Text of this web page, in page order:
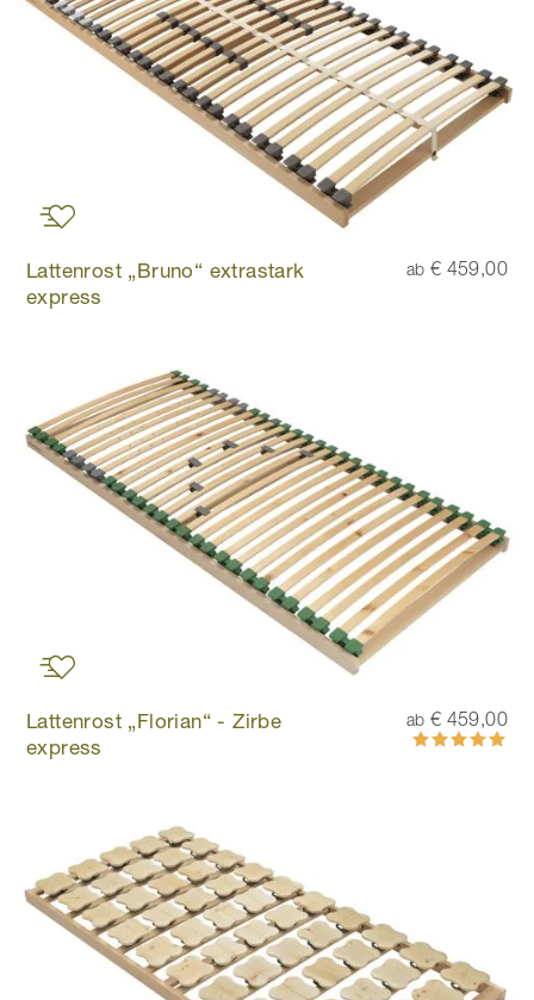
Lattenrost „Bruno“ extrastark
express
ab € 459,00
Lattenrost „Florian“ - Zirbe
express
ab € 459,00
Bewertung:
100%